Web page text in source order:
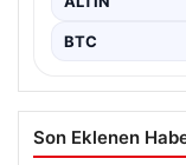
BTC
Son Eklenen